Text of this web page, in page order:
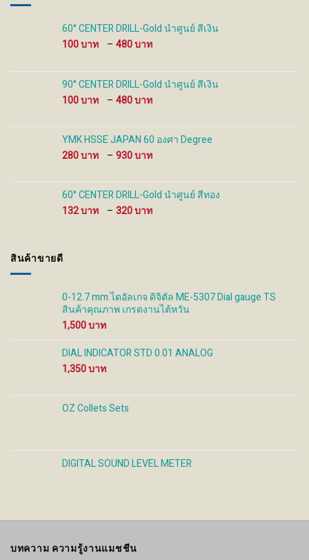
on
60° CENTER DRILL-Gold นำศูนย์ สีเงิน
100
– 480
100 ฿
through
480 ฿
90° CENTER DRILL-Gold นำศูนย์ สีเงิน
100
– 480
100 ฿
through
YMK HSSE JAPAN 60 องศา Degree
280
– 930
280 ฿
through
930 ฿
60° CENTER DRILL-Gold นำศูนย์ สีทอง
132
– 320
สินค้าขายดี
0-12.7 mm.ไดอัลเกจ ดิจิตัล ME-5307 Dial gauge TS
สินค้าคุณภาพ เกรดงานไต้หวัน
1,500
DIAL INDICATOR STD 0.01 ANALOG
1,350
OZ Collets Sets
DIGITAL SOUND LEVEL METER
บทความ ความรู้งานแมชชีน